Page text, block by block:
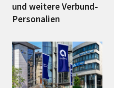
und weitere Verbund-
Personalien